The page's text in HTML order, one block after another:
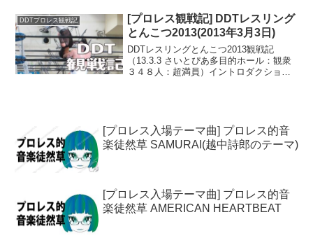
屋に入門したものの、伸び悩み1962年5月
場所限りで廃業。大...
DDTプロレス観戦記
[プロレス観戦記] DDTレスリング
とんこつ2013(2013年3月3日)
DDTレスリングとんこつ2013観戦記
（13.3.3 さいとぴあ多目的ホール：観衆
３４８人：超満員）イントロダクション
[プロレス入場テーマ曲] プロレス的音
楽徒然草 SAMURAI(越中詩郎のテーマ)
[プロレス入場テーマ曲] プロレス的音
楽徒然草 AMERICAN HEARTBEAT